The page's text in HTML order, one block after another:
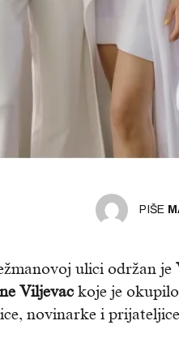
PIŠE
ulici održan je
Viljevackoje je okupilo
novinarke i